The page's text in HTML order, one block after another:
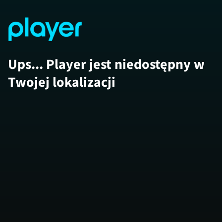
Ups... Player jest niedostępny w
Twojej lokalizacji